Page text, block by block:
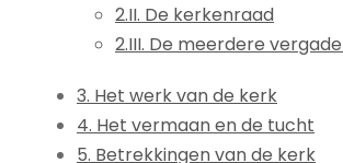
2.II. De kerkenraad
2.III. De meerdere
3. Het werk van de kerk
4. Het vermaan en de tucht
5. Betrekkingen van de kerk